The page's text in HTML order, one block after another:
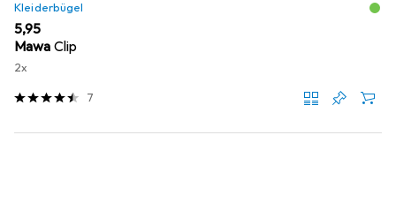
Kleiderbügel
EUR
5,95
Mawa Clip
2x
7